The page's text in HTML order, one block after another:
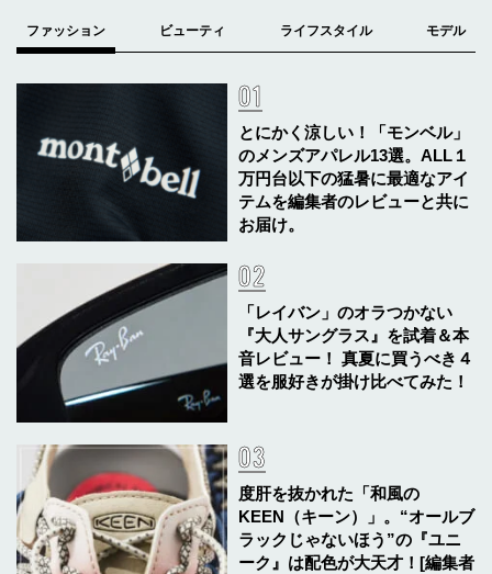
とにかく涼しい！「モンベル」
のメンズアパレル13選。ALL１
万円台以下の猛暑に最適なアイ
テムを編集者のレビューと共に
お届け。
「レイバン」のオラつかない
『大人サングラス』を試着＆本
音レビュー！ 真夏に買うべき４
選を服好きが掛け比べてみた！
度肝を抜かれた「和風の
KEEN（キーン）」。“オールブ
ラックじゃないほう”の『ユニ
ーク』は配色が大天才！[編集者